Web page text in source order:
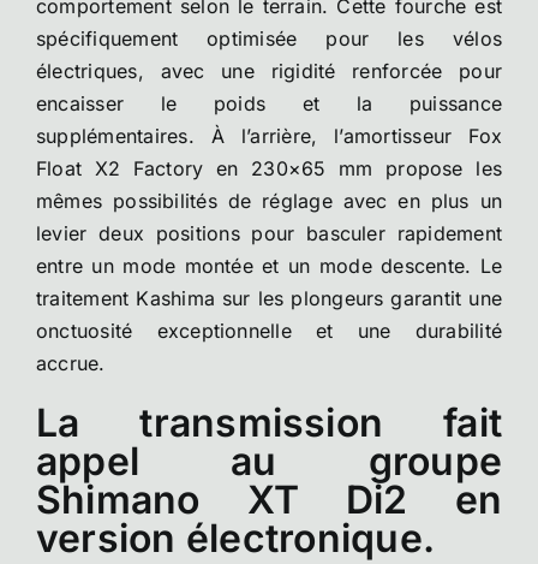
comportement selon le terrain. Cette fourche est
spécifiquement optimisée pour les vélos
électriques, avec une rigidité renforcée pour
encaisser le poids et la puissance
supplémentaires. À l’arrière, l’amortisseur Fox
Float X2 Factory en 230×65 mm propose les
mêmes possibilités de réglage avec en plus un
levier deux positions pour basculer rapidement
entre un mode montée et un mode descente. Le
traitement Kashima sur les plongeurs garantit une
onctuosité exceptionnelle et une durabilité
accrue.
La transmission fait
appel au groupe
Shimano XT Di2 en
version électronique.